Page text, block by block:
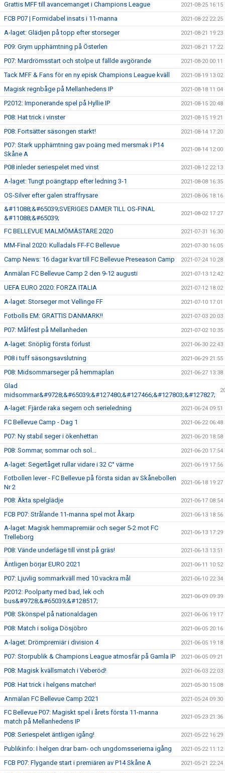
Grattis MFF till avancemanget i Champions League 2021-08-25 16:15
FCB P07 | Formidabel insats i 11-manna 2021-08-22 22:25
A-laget: Glädjen på topp efter storseger 2021-08-21 19:23
P09: Grym upphämtning på Österlen 2021-08-21 17:22
P07: Mardrömsstart och stolpe ut fällde avgörande 2021-08-20 00:11
Tack MFF & Fans för en ny episk Champions League kväll 2021-08-19 13:02
Magisk regnbåge på Mellanhedens IP 2021-08-18 11:04
P2012: Imponerande spel på Hyllie IP 2021-08-15 20:48
P08: Hat trick i vinster 2021-08-15 19:21
P08: Fortsätter säsongen starkt! 2021-08-14 17:20
P07: Stark upphämtning gav poäng med mersmak i P14
Skåne A
2021-08-14 12:00
P08 inleder seriespelet med vinst 2021-08-12 22:13
A-laget: Tungt poängtapp efter ledning 3-1 2021-08-08 16:35
OS-Silver efter galen straffrysare 2021-08-06 18:16
&#11088;&#65039;SVERIGES DAMER TILL OS-FINAL
&#11088;&#65039;
2021-08-02 17:27
FC BELLEVUE MALMÖMÄSTARE 2020 2021-07-31 16:30
MM-Final 2020: Kulladals FF-FC Bellevue 2021-07-30 16:05
Camp News: 16 dagar kvar till FC Bellevue Preseason Camp 2021-07-24 10:28
Anmälan FC Bellevue Camp 2 den 9-12 augusti 2021-07-13 12:42
UEFA EURO 2020: FORZA ITALIA 2021-07-12 18:02
A-laget: Storseger mot Vellinge FF 2021-07-10 17:01
Fotbolls EM: GRATTIS DANMARK!! 2021-07-03 20:03
P07: Målfest på Mellanheden 2021-07-02 10:35
A-laget: Snöplig första förlust 2021-06-30 22:43
P08 i tuff säsongsavslutning 2021-06-29 21:55
P08: Midsommarseger på hemmaplan 2021-06-27 13:38
Glad
midsommar&#9728;&#65039;&#127480;&#127466;&#127803;&#127827;
A-laget: Fjärde raka segern och serieledning 2021-06-24 09:51
FC Bellevue Camp - Dag 1 2021-06-22 06:48
P07: Ny stabil seger i ökenhettan 2021-06-20 18:58
P08: Sommar, sommar och sol... 2021-06-20 17:54
A-laget: Segertåget rullar vidare i 32 C° värme 2021-06-19 17:56
Fotbollen lever - FC Bellevue på första sidan av Skånebollen
Nr 2
2021-06-18 19:27
P08: Äkta spelglädje 2021-06-17 08:54
FCB P07: Strålande 11-manna spel mot Åkarp 2021-06-13 18:56
A-laget: Magisk hemmapremiär och seger 5-2 mot FC
Trelleborg
2021-06-13 17:29
P08: Vände underläge till vinst på gräs! 2021-06-13 13:51
Äntligen börjar EURO 2021 2021-06-11 10:52
P07: Ljuvlig sommarkväll med 10 vackra mål 2021-06-10 22:34
P2012: Poolparty med bad, lek och
bus&#9728;&#65039;&#128517;
2021-06-09 09:39
P08: Skönspel på nationaldagen 2021-06-06 19:17
P08: Match i soliga Dösjöbro 2021-06-05 20:16
A-laget: Drömpremiär i division 4 2021-06-05 19:18
P07: Storpublik & Champions League atmosfär på Gamla IP 2021-06-05 09:21
P08: Magisk kvällsmatch i Veberöd! 2021-06-03 22:03
P08: Hat trick i helgens matcher! 2021-05-30 15:08
Anmälan FC Bellevue Camp 2021 2021-05-24 09:30
FC Bellevue P07: Magiskt spel i årets första 11-manna
match på Mellanhedens IP
2021-05-23 21:36
P08: Seriespelet äntligen igång! 2021-05-22 16:29
Publikinfo: I helgen drar barn- och ungdomsserierna igång 2021-05-22 11:12
FCB P07: Flygande start i premiären av P14 Skåne A 2021-05-21 22:24